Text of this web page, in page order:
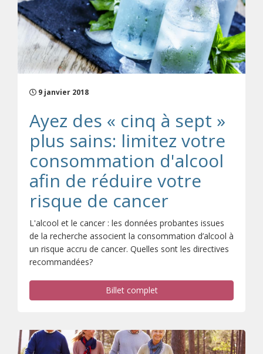
9 janvier 2018
Ayez des « cinq à sept »
plus sains: limitez votre
consommation d'alcool
afin de réduire votre
risque de cancer
L'alcool et le cancer : les données probantes issues
de la recherche associent la consommation d’alcool à
un risque accru de cancer. Quelles sont les directives
recommandées?
Billet complet